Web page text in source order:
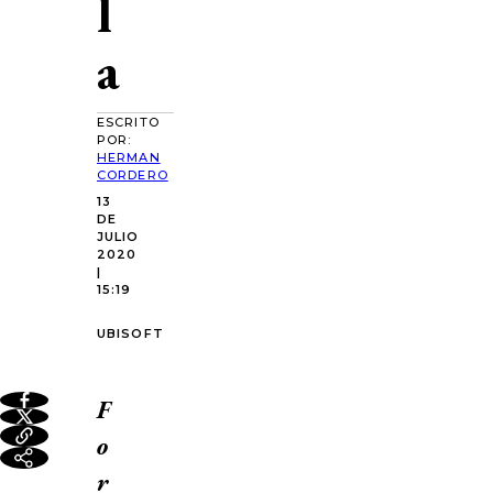
a
ESCRITO
POR:
HERMAN
CORDERO
13
DE
JULIO
2020
|
15:19
UBISOFT
F
o
r